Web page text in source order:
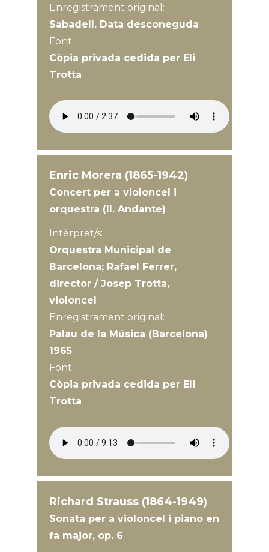
Enregistrament original:
Sabadell. Data desconeguda
Font:
Còpia privada cedida per Eli
Trotta
Enric Morera (1865-1942)
Concert per a violoncel i
orquestra (II. Andante)
Intèrpret/s:
Orquestra Municipal de
Barcelona; Rafael Ferrer,
director / Josep Trotta,
violoncel
Enregistrament original:
Palau de la Música (Barcelona)
1965
Font:
Còpia privada cedida per Eli
Trotta
Richard Strauss (1864-1949)
Sonata per a violoncel i piano en
fa major, op. 6